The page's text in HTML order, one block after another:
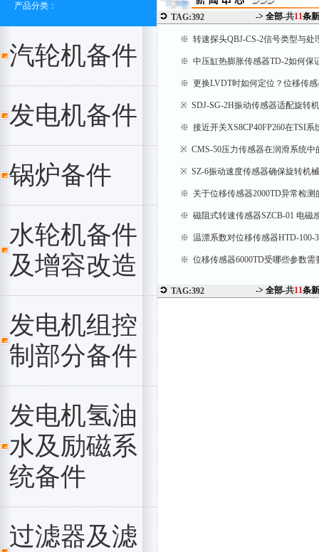
产品分类：
汽轮机备件
发电机备件
锅炉备件
水轮机备件
及增容改造
发电机组控
制部分备件
发电机氢油
水及励磁系
统备件
过滤器及滤
TAG:392 -> 全部-共11条
※ 转速探头QBJ-CS-2信号类型与处
※ 中压缸热膨胀传感器TD-2如何保
※ 更换LVDT时如何定位？位移传感
※ SDJ-SG-2H振动传感器适配旋转
※ 接近开关XS8CP40FP260在TSI系
※ CMS-50压力传感器在润滑系统中
※ SZ-6振动速度传感器确保旋转机
※ 关于位移传感器2000TD异常检测
※ 磁阻式转速传感器SZCB-01 电磁
※ 温漂系数对位移传感器HTD-100-
※ 位移传感器6000TD受哪些参数需
TAG:392 -> 全部-共11条